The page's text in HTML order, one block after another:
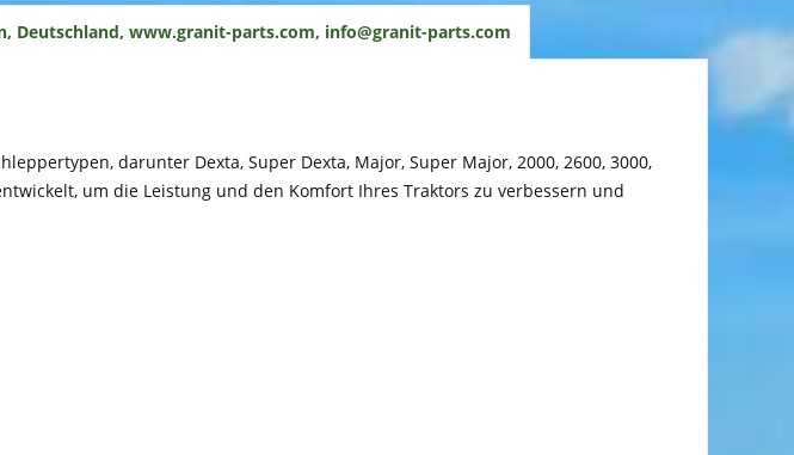
Deutschland, www.granit-parts.com, info@granit-parts.com
darunter Dexta, Super Dexta, Major, Super Major, 2000, 2600, 3000,
um die Leistung und den Komfort Ihres Traktors zu verbessern und